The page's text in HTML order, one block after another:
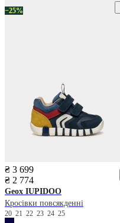
−25%
₴ 3 699
₴ 2 774
Geox IUPIDOO
Кросівки повсякденні
20 21 22 23 24 25